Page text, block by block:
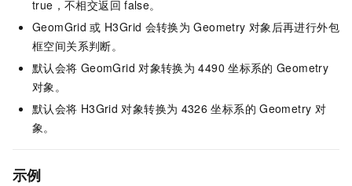
true，不相交返回 false。
GeomGrid 或 H3Grid 会转换为 Geometry 对象后再进行外包
框空间关系判断。
默认会将 GeomGrid 对象转换为 4490 坐标系的 Geometry
对象。
默认会将 H3Grid 对象转换为 4326 坐标系的 Geometry 对
象。
示例